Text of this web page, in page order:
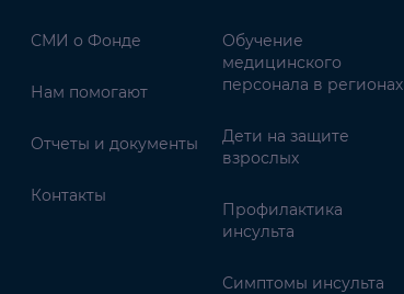
СМИ о Фонде
Нам помогают
Отчеты и документы
Контакты
Обучение
медицинского
персонала в регионах
Дети на защите
взрослых
Профилактика
инсульта
Симптомы инсульта